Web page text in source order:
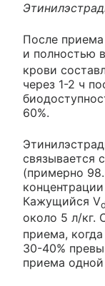
После
и полностью
крови
через 1-2 ч
60%.
связывается
(примерно
Кажущийся Vd
около 5 л/кг.
приема,
30-40%
приема